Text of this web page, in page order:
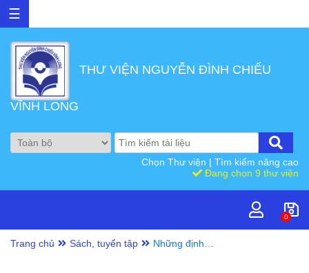
☰
THƯ VIỆN NGUYỄN ĐÌNH CHIỂU
VĨNH LONG
Chọn Thư viện | Tìm kiếm nâng cao
Đang chọn 9 thư viện
0
Trang chủ Sách, tuyển tập
Những định